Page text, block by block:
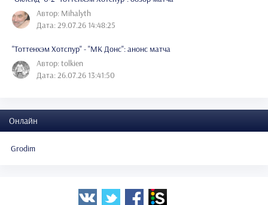
Автор: Mihalyth
Дата: 29.07.26 14:48:25
"Тоттенхэм Хотспур" - "МК Донс": анонс матча
Автор: tolkien
Дата: 26.07.26 13:41:50
Онлайн
Grodim